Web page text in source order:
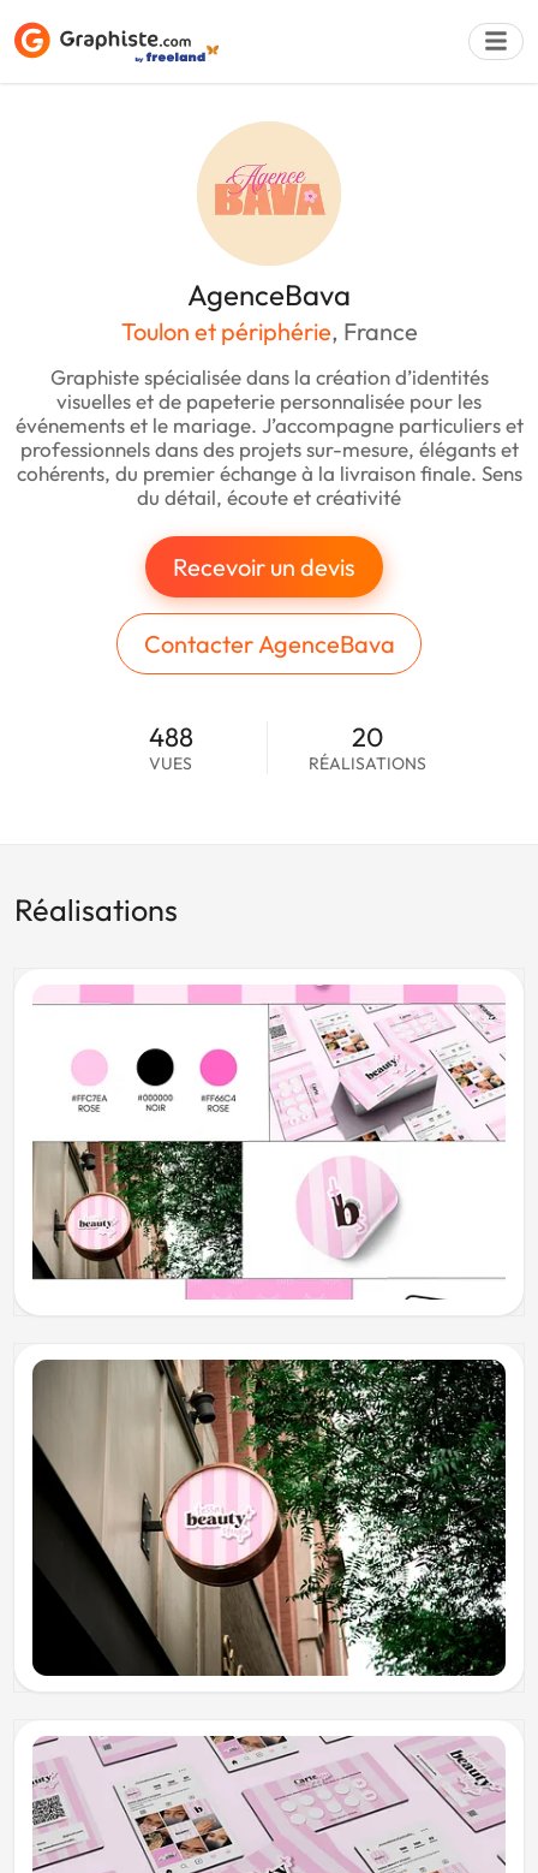
AgenceBava
Toulon et périphérie, France
Graphiste spécialisée dans la création d’identités
visuelles et de papeterie personnalisée pour les
événements et le mariage. J’accompagne particuliers et
professionnels dans des projets sur-mesure, élégants et
cohérents, du premier échange à la livraison finale. Sens
du détail, écoute et créativité
Recevoir un devis
Contacter AgenceBava
488
VUES
20
RÉALISATIONS
Réalisations